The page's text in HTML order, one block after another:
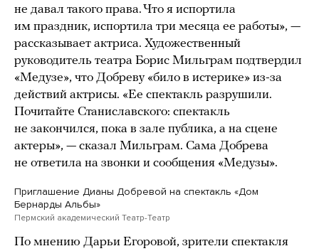
не давал такого права. Что я испортила
им праздник, испортила три месяца ее работы», —
рассказывает актриса. Художественный
руководитель театра Борис Мильграм подтвердил
«Медузе», что Добреву «било в истерике» из-за
действий актрисы. «Ее спектакль разрушили.
Почитайте Станиславского: спектакль
не закончился, пока в зале публика, а на сцене
актеры», — сказал Мильграм. Сама Добрева
не ответила на звонки и сообщения «Медузы».
Приглашение Дианы Добревой на спектакль «Дом
Бернарды Альбы»
Пермский академический Театр-Театр
По мнению Дарьи Егоровой, зрители спектакля